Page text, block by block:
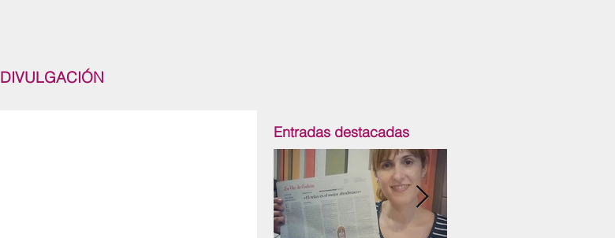
DIVULGACIÓN
Entradas destacadas